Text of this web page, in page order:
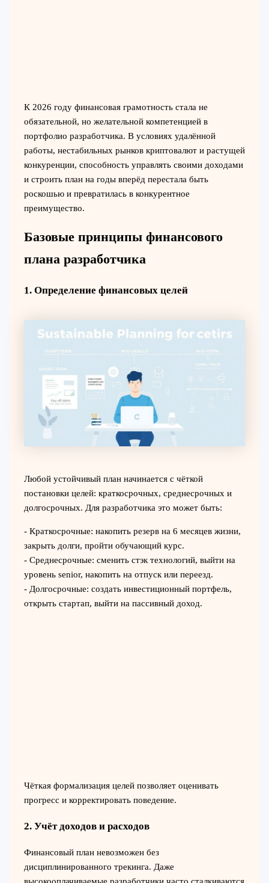
К 2026 году финансовая грамотность стала не
обязательной, но желательной компетенцией в
портфолио разработчика. В условиях удалённой
работы, нестабильных рынков криптовалют и растущей
конкуренции, способность управлять своими доходами
и строить план на годы вперёд перестала быть
роскошью и превратилась в конкурентное
преимущество.
Базовые принципы финансового
плана разработчика
1. Определение финансовых целей
Любой устойчивый план начинается с чёткой
постановки целей: краткосрочных, среднесрочных и
долгосрочных. Для разработчика это может быть:
- Краткосрочные: накопить резерв на 6 месяцев жизни,
закрыть долги, пройти обучающий курс.
- Среднесрочные: сменить стэк технологий, выйти на
уровень senior, накопить на отпуск или переезд.
- Долгосрочные: создать инвестиционный портфель,
открыть стартап, выйти на пассивный доход.
Чёткая формализация целей позволяет оценивать
прогресс и корректировать поведение.
2. Учёт доходов и расходов
Финансовый план невозможен без
дисциплинированного трекинга. Даже